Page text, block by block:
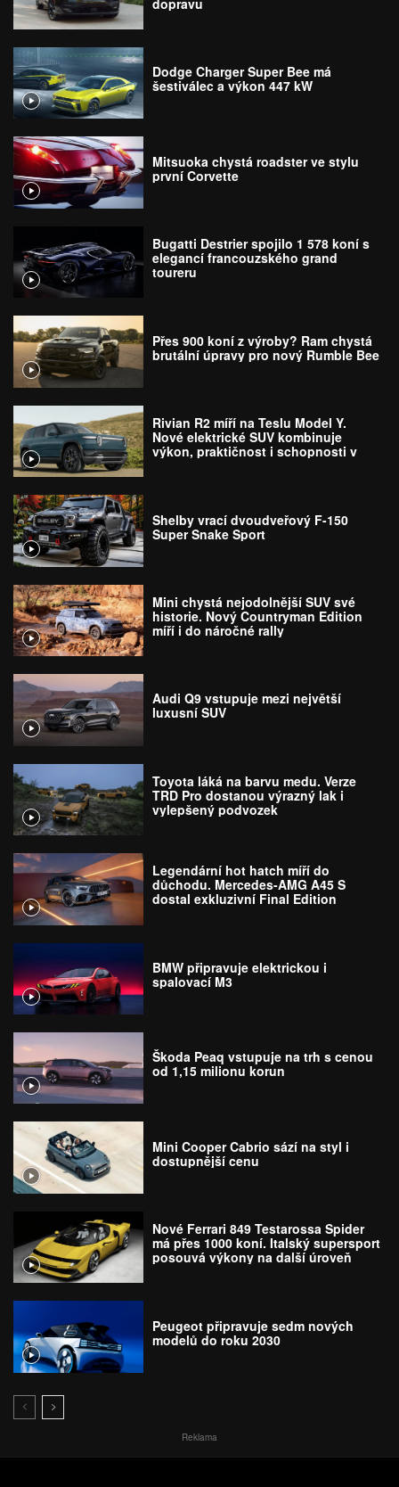
Dodge Charger Super Bee má
šestiválec a výkon 447 kW
Mitsuoka chystá roadster ve stylu
první Corvette
Bugatti Destrier spojilo 1 578 koní s
elegancí francouzského grand
toureru
Přes 900 koní z výroby? Ram chystá
brutální úpravy pro nový Rumble Bee
Rivian R2 míří na Teslu Model Y.
Nové elektrické SUV kombinuje
výkon, praktičnost i schopnosti v
Shelby vrací dvoudveřový F-150
Super Snake Sport
Mini chystá nejodolnější SUV své
historie. Nový Countryman Edition
míří i do náročné rally
Audi Q9 vstupuje mezi největší
luxusní SUV
Toyota láká na barvu medu. Verze
TRD Pro dostanou výrazný lak i
vylepšený podvozek
Legendární hot hatch míří do
důchodu. Mercedes-AMG A45 S
dostal exkluzivní Final Edition
BMW připravuje elektrickou i
spalovací M3
Škoda Peaq vstupuje na trh s cenou
od 1,15 milionu korun
Mini Cooper Cabrio sází na styl i
dostupnější cenu
Nové Ferrari 849 Testarossa Spider
má přes 1000 koní. Italský supersport
posouvá výkony na další úroveň
Peugeot připravuje sedm nových
modelů do roku 2030
Reklama